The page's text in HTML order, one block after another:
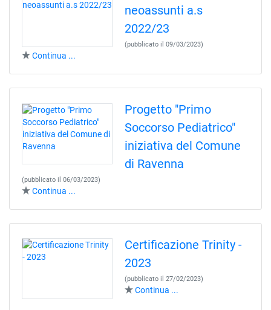
neoassunti a.s
2022/23
(pubblicato il 09/03/2023)
Continua ...
Progetto "Primo
Soccorso Pediatrico"
iniziativa del Comune
di Ravenna
(pubblicato il 06/03/2023)
Continua ...
Certificazione Trinity -
2023
(pubblicato il 27/02/2023)
Continua ...